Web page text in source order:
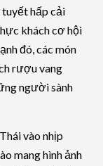
tuyết hấp cải
khách cơ hội
đó, các món
rượu vang
người sành
vào nhịp
mang hình ảnh